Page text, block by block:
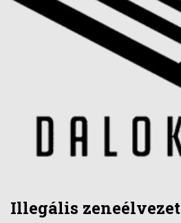
Illegális zeneélvezet